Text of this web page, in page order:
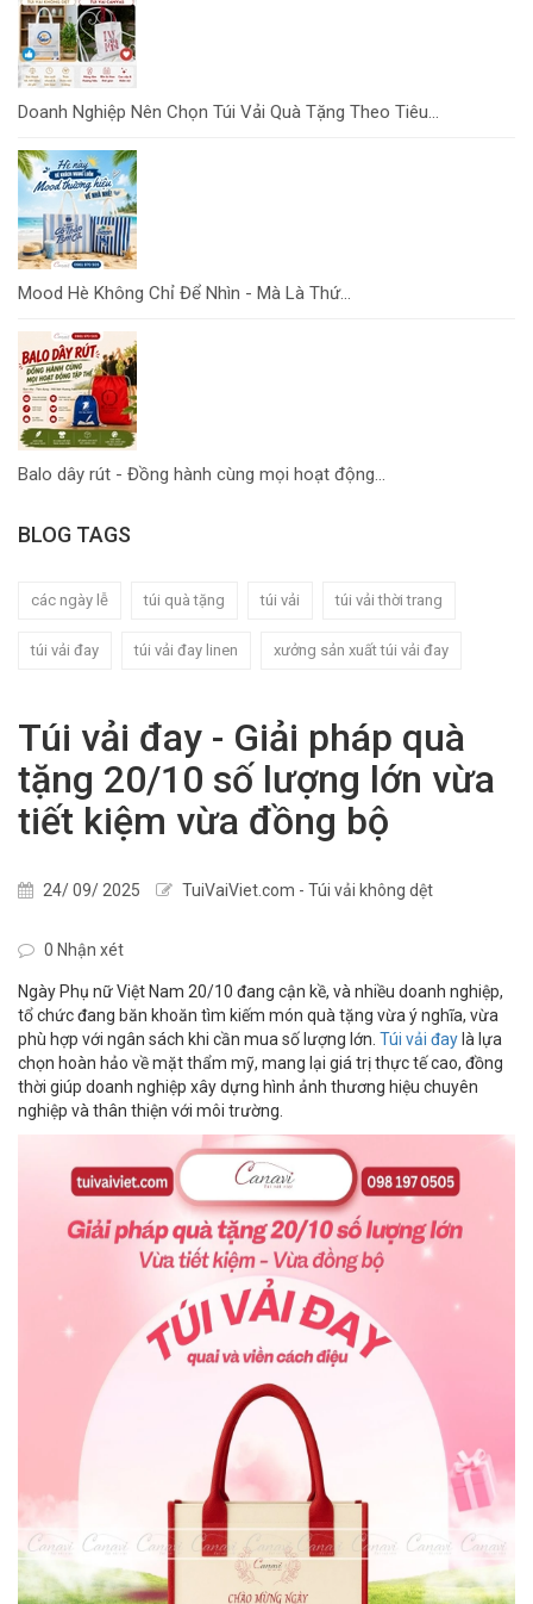
Doanh Nghiệp Nên Chọn Túi Vải Quà Tặng Theo Tiêu...
Mood Hè Không Chỉ Để Nhìn - Mà Là Thứ...
Balo dây rút - Đồng hành cùng mọi hoạt động...
BLOG TAGS
các ngày lễ túi quà tặng túi vải túi vải thời trang
túi vải đay túi vải đay linen xưởng sản xuất túi vải đay
Túi vải đay - Giải pháp quà
tặng 20/10 số lượng lớn vừa
tiết kiệm vừa đồng bộ
24/ 09/ 2025 TuiVaiViet.com - Túi vải không dệt
0 Nhận xét
Ngày Phụ nữ Việt Nam 20/10 đang cận kề, và nhiều doanh nghiệp,
tổ chức đang băn khoăn tìm kiếm món quà tặng vừa ý nghĩa, vừa
phù hợp với ngân sách khi cần mua số lượng lớn. Túi vải đay là lựa
chọn hoàn hảo về mặt thẩm mỹ, mang lại giá trị thực tế cao, đồng
thời giúp doanh nghiệp xây dựng hình ảnh thương hiệu chuyên
nghiệp và thân thiện với môi trường.